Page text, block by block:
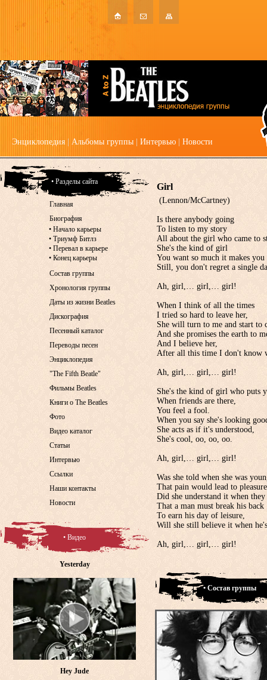
Энциклопедия Альбомы группы Интервью Новости
Girl
(Lennon/McCartney)
Is there anybody going
To listen to my story
All about the girl who came to
She's the kind of girl
You want so much it makes you
Still, you don't regret a single
Ah, girl,… girl,… girl!
When I think of all the times
I tried so hard to leave her,
She will turn to me and start to
And she promises the earth to
And I believe her,
After all this time I don't know
Ah, girl,… girl,… girl!
She's the kind of girl who puts
When friends are there,
You feel a fool.
When you say she's looking
She acts as if it's understood,
She's cool, oo, oo, oo.
Ah, girl,… girl,… girl!
Was she told when she was
That pain would lead to
Did she understand it when they
That a man must break his back
To earn his day of leisure,
Will she still believe it when
Ah, girl,… girl,… girl!
• Состав группы
• Разделы сайта
Главная
Биография
• Начало карьеры
• Триумф Битлз
• Перевал в карьере
• Конец карьеры
Состав группы
Хронология группы
Даты из жизни Beatles
Дискография
Песенный каталог
Переводы песен
Энциклопедия
"The Fifth Beatle"
Фильмы Beatles
Книги о The Beatles
Фото
Видео каталог
Статьи
Интервью
Ссылки
Наши контакты
Новости
• Видео
Yesterday
Hey Jude